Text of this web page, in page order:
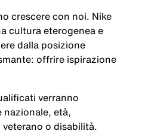
crescere con noi. Nike
cultura eterogenea e
dalla posizione
offrire ispirazione
verranno
età,
o disabilità.